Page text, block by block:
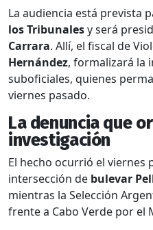
La audiencia está prevista
los Tribunalesy será
Carrara. Allí, el fiscal de
Hernández, formalizará la
suboficiales, quienes
viernes pasado.
La denuncia que
investigación
El hecho ocurrió el viernes
intersección de bulevar
mientras la Selección
frente a Cabo Verde por el